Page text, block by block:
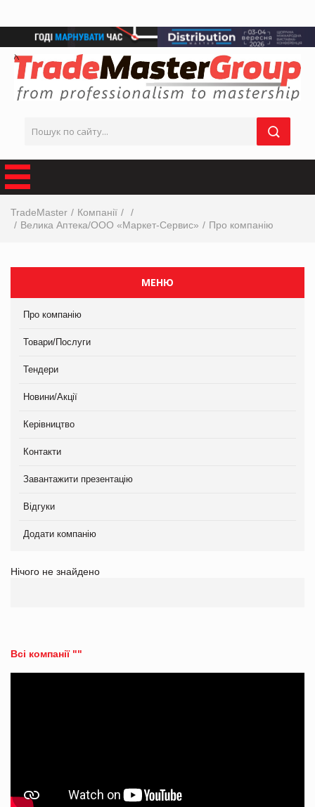
TradeMaster
Компанії
Велика Аптека/ООО «Маркет-Сервис»
Про компанію
МЕНЮ
Про компанію
Товари/Послуги
Тендери
Новини/Акції
Керівництво
Контакти
Завантажити презентацію
Відгуки
Додати компанію
Нічого не знайдено
Всі компанії ""